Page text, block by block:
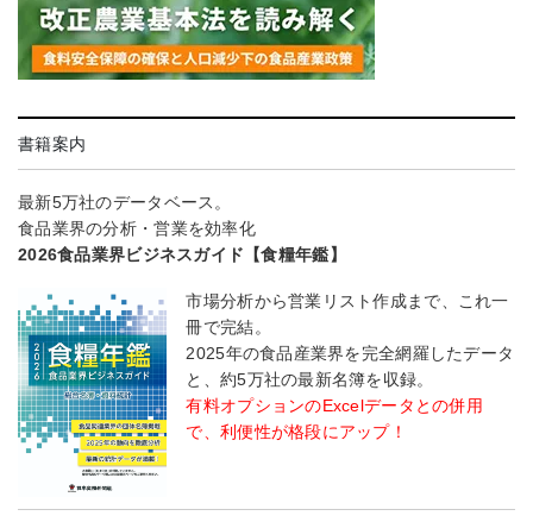
書籍案内
最新5万社のデータベース。
食品業界の分析・営業を効率化
2026食品業界ビジネスガイド【食糧年鑑】
市場分析から営業リスト作成まで、これ一
冊で完結。
2025年の食品産業界を完全網羅したデータ
と、約5万社の最新名簿を収録。
有料オプションのExcelデータとの併用
で、利便性が格段にアップ！